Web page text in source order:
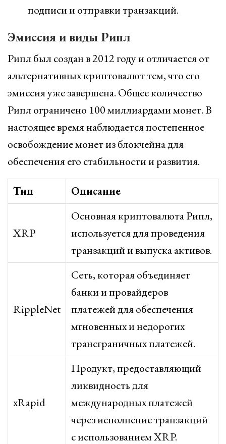
подписи и отправки транзакций.
Эмиссия и виды Рипл
Рипл был создан в 2012 году и отличается от
альтернативных криптовалют тем, что его
эмиссия уже завершена. Общее количество
Рипл ограничено 100 миллиардами монет. В
настоящее время наблюдается постепенное
освобождение монет из блокчейна для
обеспечения его стабильности и развития.
Тип Описание
XRP
Основная криптовалюта Рипл,
используется для проведения
транзакций и выпуска активов.
RippleNet
Сеть, которая объединяет
банки и провайдеров
платежей для обеспечения
мгновенных и недорогих
трансграничных платежей.
xRapid
Продукт, предоставляющий
ликвидность для
международных платежей
через исполнение транзакций
с использованием XRP.